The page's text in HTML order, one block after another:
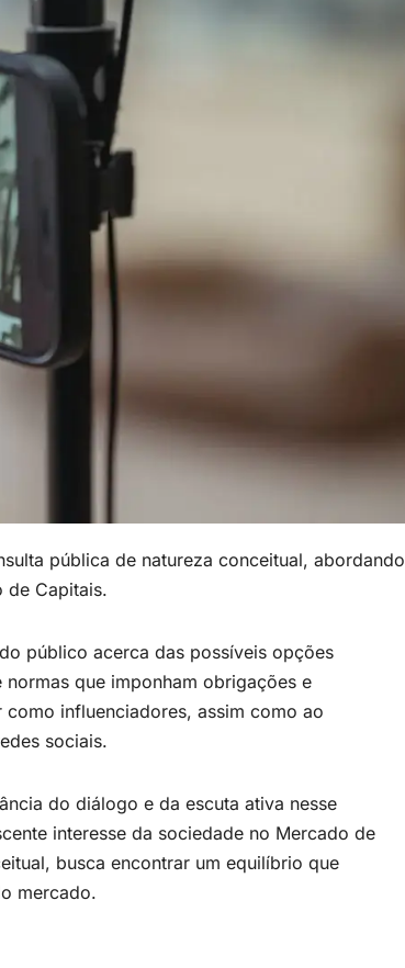
pública de natureza conceitual, abordando
de Capitais.
público acerca das possíveis opções
que imponham obrigações e
influenciadores, assim como ao
sociais.
do diálogo e da escuta ativa nesse
interesse da sociedade no Mercado de
busca encontrar um equilíbrio que
mercado.